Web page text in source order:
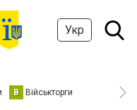
Укр
В Військторги